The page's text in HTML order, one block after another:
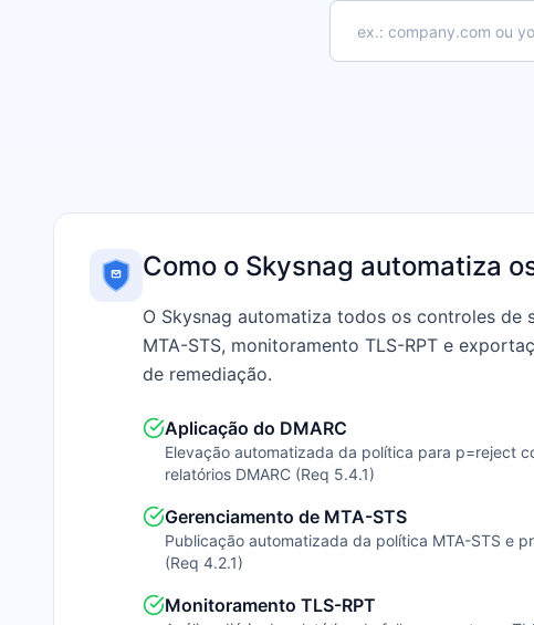
Como o Skysnag automatiza
O Skysnag automatiza todos os controles de
MTA-STS, monitoramento TLS-RPT e
de remediação.
Aplicação do DMARC
Elevação automatizada da política para p=reject
relatórios DMARC (Req 5.4.1)
Gerenciamento de MTA-STS
Publicação automatizada da política MTA-STS e
(Req 4.2.1)
Monitoramento TLS-RPT